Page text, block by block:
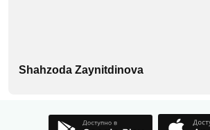
Shahzoda Zaynitdinova